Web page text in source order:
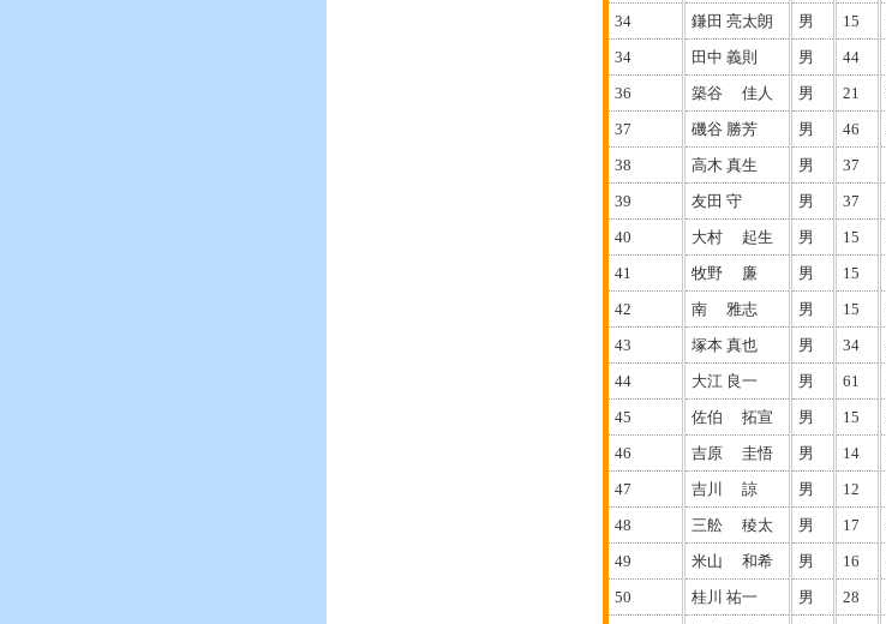
34
鎌田 亮太朗 男 15
34
田中 義則 男 44
36
築谷 佳人 男 21
37
磯谷 勝芳 男 46
38
高木 真生 男 37
39
友田 守 男 37
40
大村 起生 男 15
41
牧野 廉 男 15
42
南 雅志 男 15
43
塚本 真也 男 34
44
大江 良一 男 61
45
佐伯 拓宣 男 15
46
吉原 圭悟 男 14
47
吉川 諒 男 12
48
三舩 稜太 男 17
49
米山 和希 男 16
50
桂川 祐一 男 28